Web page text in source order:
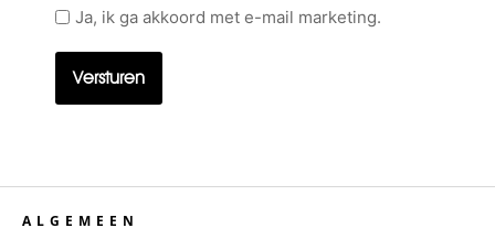
GeenJa, ik ga akkoord met e-mail marketing.
ALGEMEEN